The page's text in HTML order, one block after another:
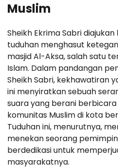
Muslim
Sheikh Ekrima Sabri
tuduhan menghasut
masjid Al-Aksa, salah satu
Islam. Dalam pandangan
Sheikh Sabri, kekhawatiran
ini menyiratkan sebuah
suara yang berani
komunitas Muslim di kota
Tuduhan ini, menurutnya,
menekan seorang
berdedikasi untuk
masyarakatnya.